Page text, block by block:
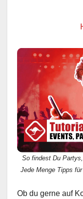
So findest Du
Jede Menge Tipps
Ob du gerne auf